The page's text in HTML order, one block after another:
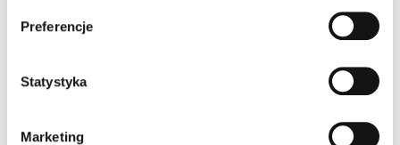
Preferencje
Statystyka
Marketing